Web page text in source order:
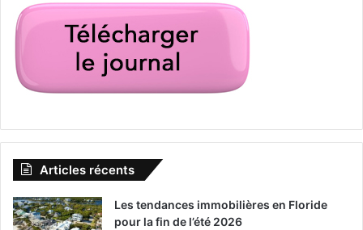
Articles récents
Les tendances immobilières en Floride
pour la fin de l’été 2026